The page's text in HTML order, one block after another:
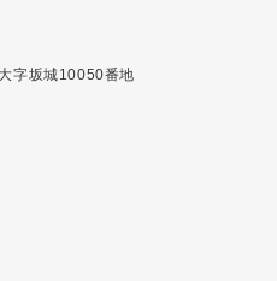
字坂城10050番地